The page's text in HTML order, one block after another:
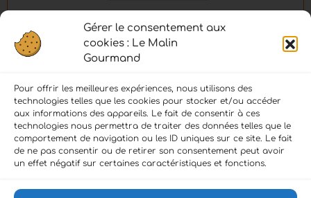
Gérer le consentement aux
cookies : Le Malin
Gourmand
Pour offrir les meilleures expériences, nous utilisons des
technologies telles que les cookies pour stocker et/ou accéder
aux informations des appareils. Le fait de consentir à ces
technologies nous permettra de traiter des données telles que le
comportement de navigation ou les ID uniques sur ce site. Le fait
de ne pas consentir ou de retirer son consentement peut avoir
un effet négatif sur certaines caractéristiques et fonctions.
LIENS :
Accueil